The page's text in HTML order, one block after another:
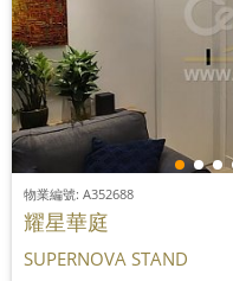
物業編號: A352688
耀星華庭
SUPERNOVA STAND